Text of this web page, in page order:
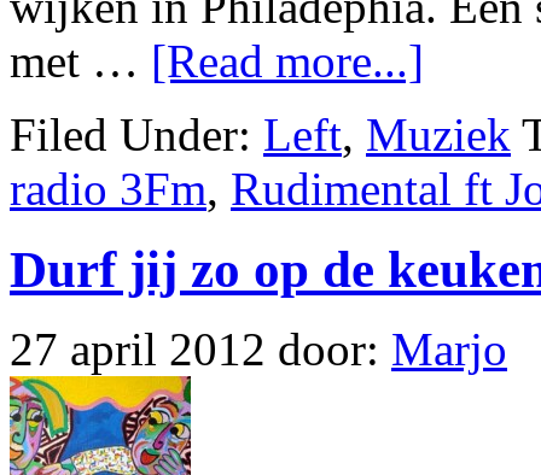
met … [Read more...]
Filed Under: Left, Muziek
radio 3Fm, Rudimental ft
Durf jij zo op de
27 april 2012 door: Marjo